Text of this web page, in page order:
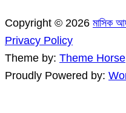
Copyright © 2026 মাসিক
Privacy Policy
Theme by: Theme Horse
Proudly Powered by: